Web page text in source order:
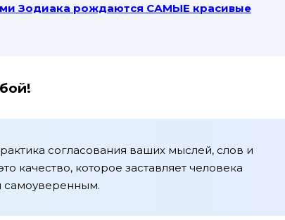
Зодиака рождаются САМЫЕ красивые
согласования ваших мыслей, слов и
качество, которое заставляет человека
самоуверенным.